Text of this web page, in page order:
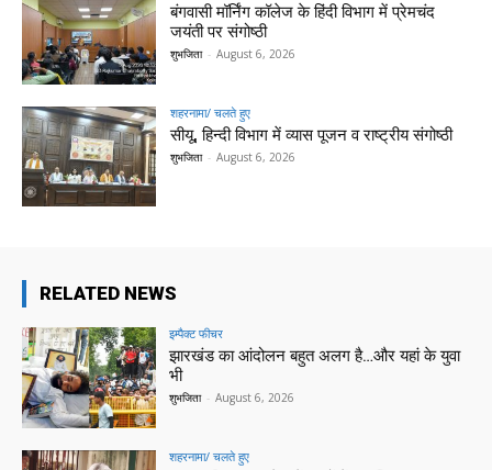
बंगवासी मॉर्निंग कॉलेज के हिंदी विभाग में प्रेमचंद
जयंती पर संगोष्ठी
शुभजिता - August 6, 2026
शहरनामा/ चलते हुए
सीयू, हिन्दी विभाग में व्यास पूजन व राष्ट्रीय संगोष्ठी
शुभजिता - August 6, 2026
RELATED NEWS
इम्पैक्ट फीचर
झारखंड का आंदोलन बहुत अलग है…और यहां के युवा
भी
शुभजिता - August 6, 2026
शहरनामा/ चलते हुए